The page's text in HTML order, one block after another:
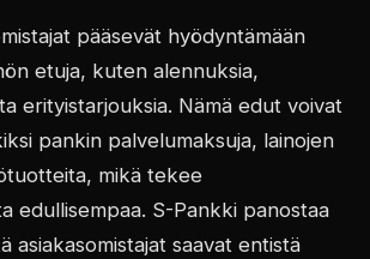
pääsevät hyödyntämään
etuja, kuten alennuksia,
erityistarjouksia. Nämä edut voivat
pankin palvelumaksuja, lainojen
mikä tekee
edullisempaa. S-Pankki panostaa
asiakasomistajat saavat entistä